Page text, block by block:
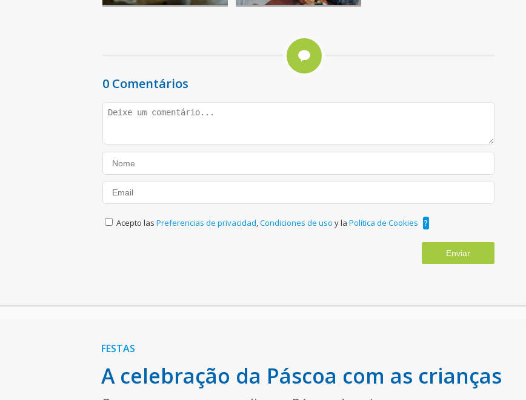
0 Comentários
Acepto lasPreferencias de privacidad,Condiciones de usoy laPolítica de Cookies ?
Enviar
FESTAS
A celebração da Páscoa com as crianças